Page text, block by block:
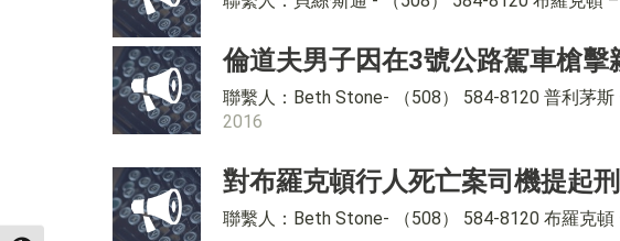
倫道夫男子因在3號公路駕車槍擊
聯繫人：Beth Stone- （508） 584-8120 普利茅
2016
對布羅克頓行人死亡案司機提起
聯繫人：Beth Stone- （508） 584-8120 布羅克